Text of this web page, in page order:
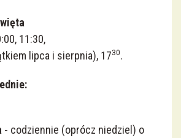
11:30,
lipca i sierpnia), 1730.
- codziennie (oprócz niedziel) o